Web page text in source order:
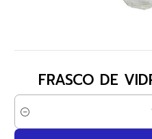
FRASCO DE
Cantidad